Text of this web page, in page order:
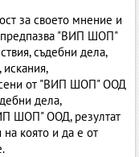
за своето мнение и
предпазва "ВИП ШОП"
съдебни дела,
искания,
от "ВИП ШОП" ООД
дела,
ШОП" ООД, резултат
която и да е от